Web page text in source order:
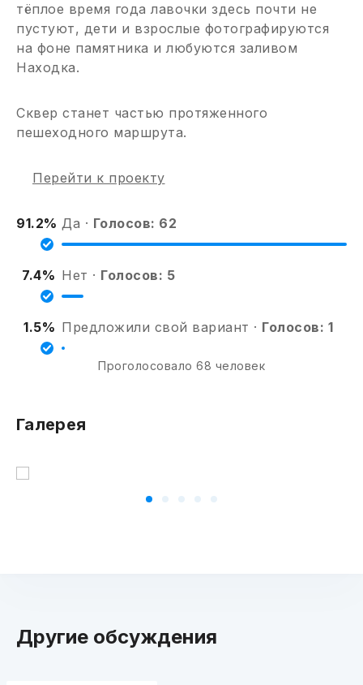
тёплое время года лавочки здесь почти не
пустуют, дети и взрослые фотографируются
на фоне памятника и любуются заливом
Находка.
Сквер станет частью протяженного
пешеходного маршрута.
Перейти к проекту
91.2% Да · Голосов: 62
7.4% Нет · Голосов: 5
1.5% Предложили свой вариант · Голосов: 1
Проголосовало 68 человек
Галерея
Другие обсуждения